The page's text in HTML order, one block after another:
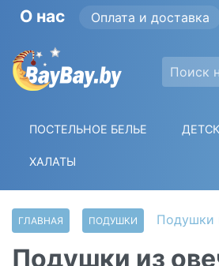
О нас Оплата и доставка
ПОСТЕЛЬНОЕ БЕЛЬЕ
ХАЛАТЫ
ГЛАВНАЯ ПОДУШКИ Подушки
Подушки из